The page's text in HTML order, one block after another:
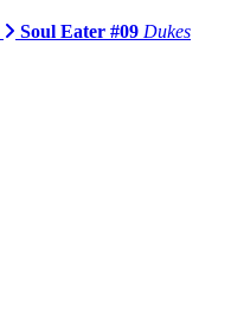
Soul Eater #09 Dukes